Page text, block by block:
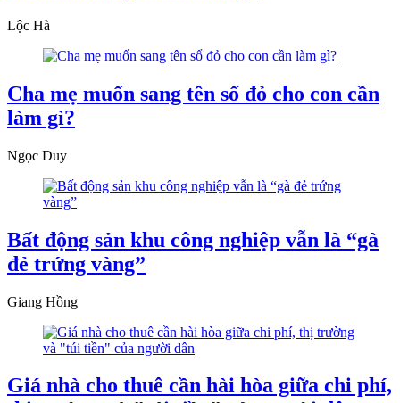
Lộc Hà
Cha mẹ muốn sang tên sổ đỏ cho con cần
làm gì?
Ngọc Duy
Bất động sản khu công nghiệp vẫn là “gà
đẻ trứng vàng”
Giang Hồng
Giá nhà cho thuê cần hài hòa giữa chi phí,